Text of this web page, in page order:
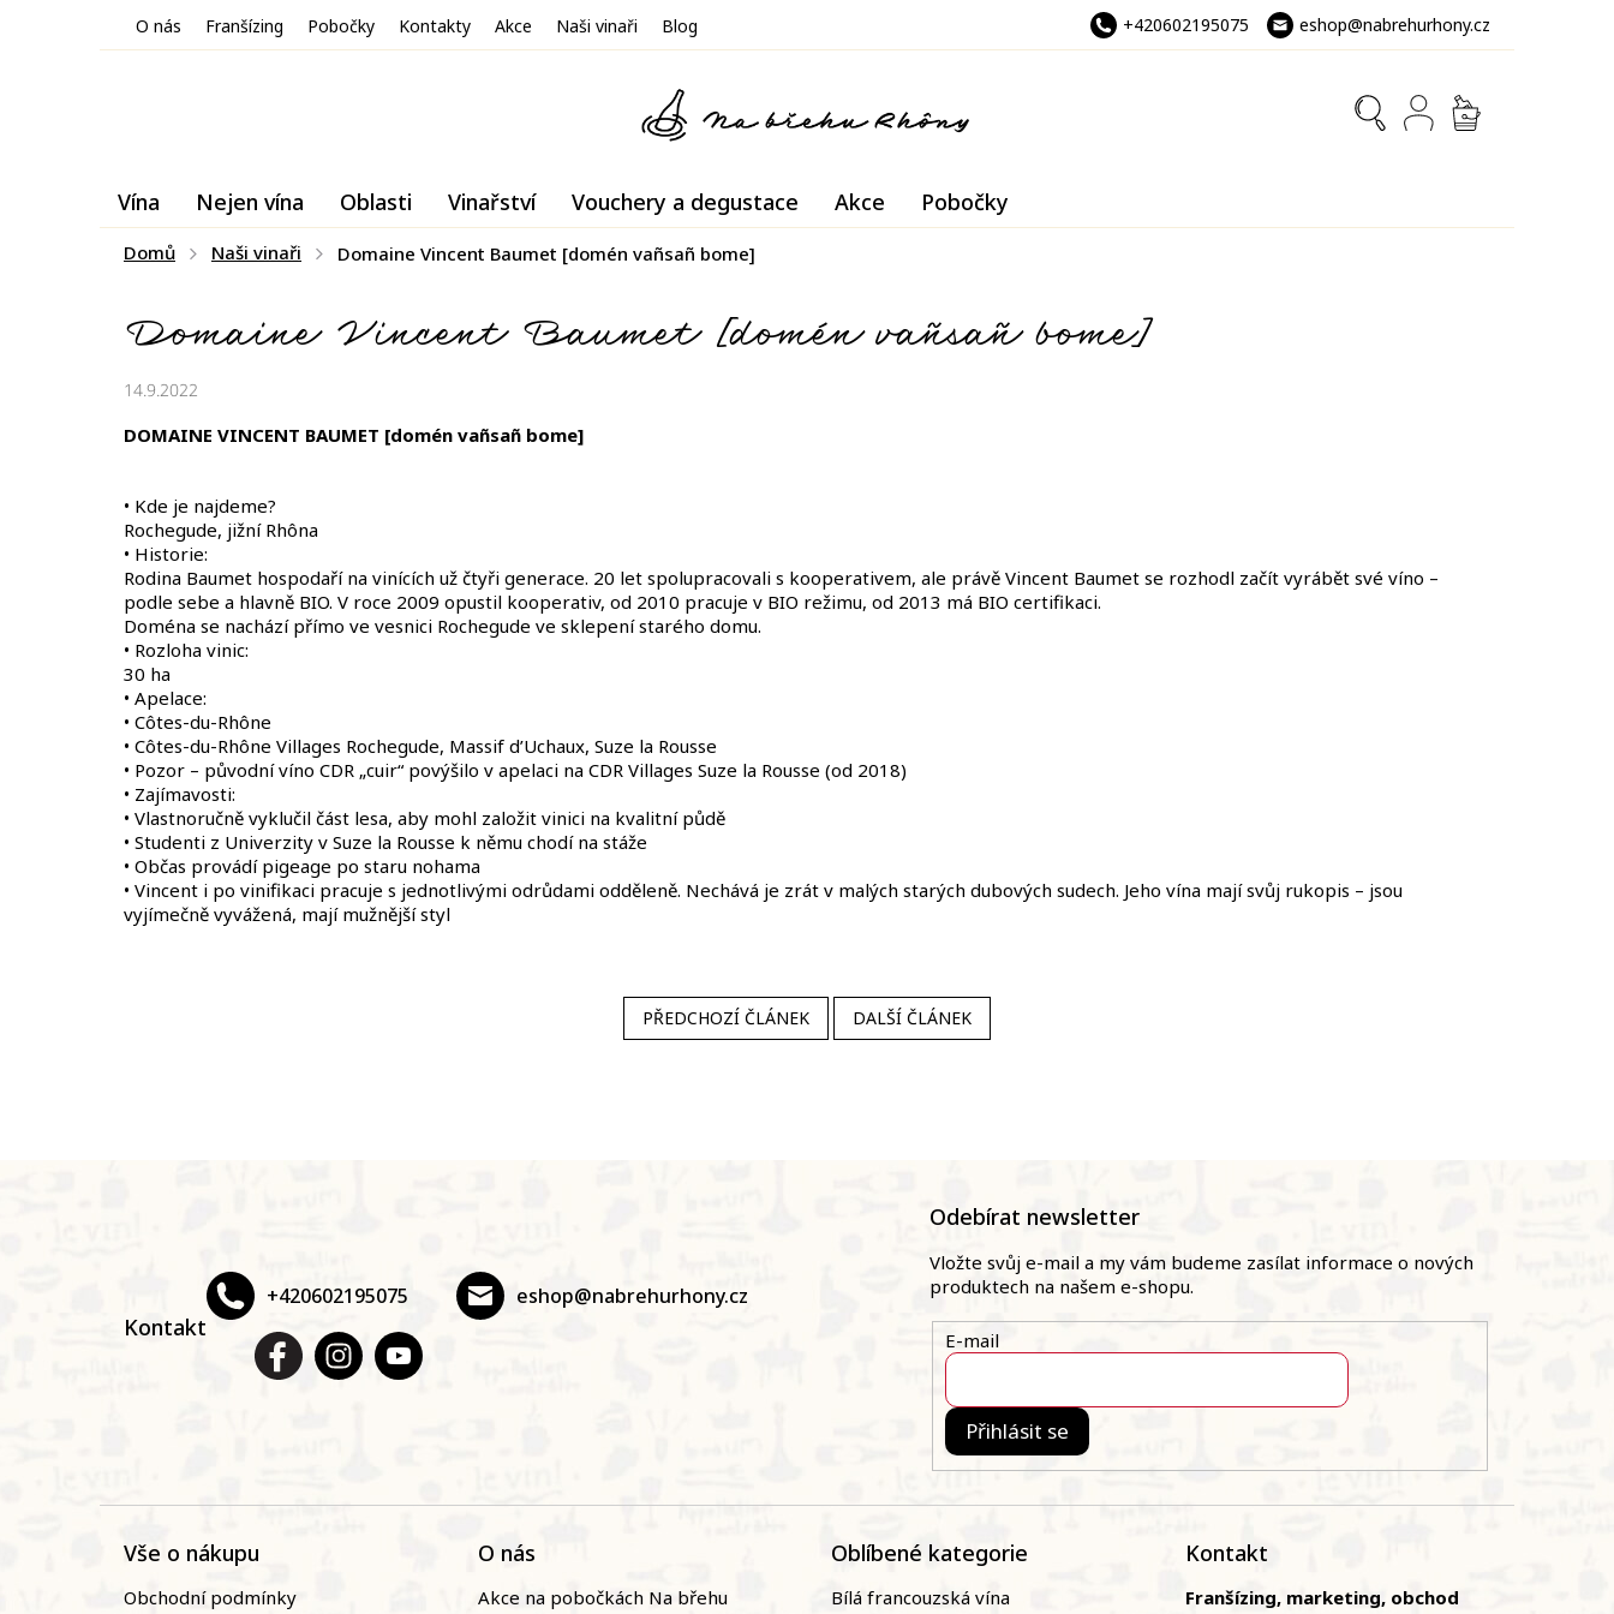
+420602195075 eshop@nabrehurhony.cz
O nás Franšízing Pobočky Kontakty Akce Naši vinaři Blog
NÁKUPNÍ
KOŠÍK
Vína Nejen vína Oblasti Vinařství Vouchery a degustace Akce Pobočky
Domů Naši vinaři Domaine Vincent Baumet [domén vañsañ bome]
Domaine Vincent Baumet [domén vañsañ bome]
14.9.2022
DOMAINE VINCENT BAUMET [domén vañsañ bome]
• Kde je najdeme?
Rochegude, jižní Rhôna
• Historie:
Rodina Baumet hospodaří na vinících už čtyři generace. 20 let spolupracovali s kooperativem, ale právě Vincent Baumet se rozhodl začít vyrábět své víno –
podle sebe a hlavně BIO. V roce 2009 opustil kooperativ, od 2010 pracuje v BIO režimu, od 2013 má BIO certifikaci.
Doména se nachází přímo ve vesnici Rochegude ve sklepení starého domu.
• Rozloha vinic:
30 ha
• Apelace:
• Côtes-du-Rhône
• Côtes-du-Rhône Villages Rochegude, Massif d’Uchaux, Suze la Rousse
• Pozor – původní víno CDR „cuir“ povýšilo v apelaci na CDR Villages Suze la Rousse (od 2018)
• Zajímavosti:
• Vlastnoručně vyklučil část lesa, aby mohl založit vinici na kvalitní půdě
• Studenti z Univerzity v Suze la Rousse k němu chodí na stáže
• Občas provádí pigeage po staru nohama
• Vincent i po vinifikaci pracuje s jednotlivými odrůdami odděleně. Nechává je zrát v malých starých dubových sudech. Jeho vína mají svůj rukopis – jsou
vyjímečně vyvážená, mají mužnější styl
PŘEDCHOZÍ ČLÁNEK DALŠÍ ČLÁNEK
Kontakt
eshop@nabrehurhony.cz
+420602195075
Odebírat newsletter
Vložte svůj e-mail a my vám budeme zasílat informace o nových
produktech na našem e-shopu.
E-mail
Přihlásit se
Vše o nákupu
Obchodní podmínky
O nás
Akce na pobočkách Na břehu
Oblíbené kategorie
Bílá francouzská vína
Kontakt
Franšízing, marketing, obchod